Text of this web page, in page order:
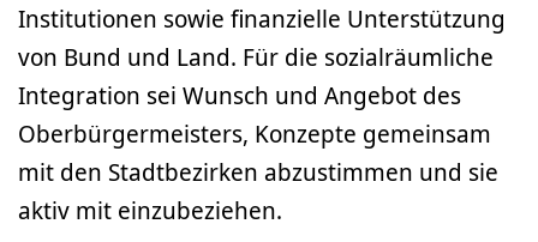
Institutionen sowie finanzielle Unterstützung
von Bund und Land. Für die sozialräumliche
Integration sei Wunsch und Angebot des
Oberbürgermeisters, Konzepte gemeinsam
mit den Stadtbezirken abzustimmen und sie
aktiv mit einzubeziehen.